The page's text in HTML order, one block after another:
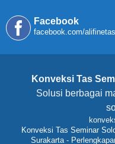
Facebook
facebook.com/alifinetas
Konveksi Tas
Solusi berbagai
Konveksi Tas Seminar
Surakarta-